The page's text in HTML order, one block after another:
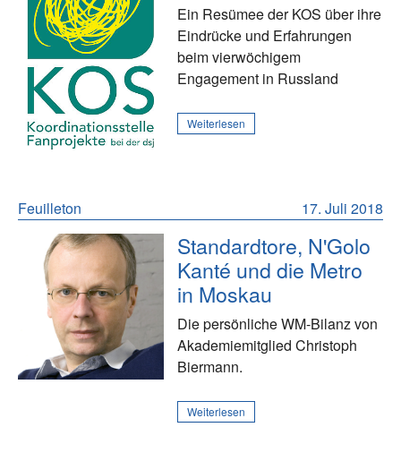
Ein Resümee der KOS über ihre
Eindrücke und Erfahrungen
beim vierwöchigem
Engagement in Russland
Weiterlesen
17. Juli 2018
Feuilleton
Standardtore, N'Golo
Kanté und die Metro
in Moskau
Die persönliche WM-Bilanz von
Akademiemitglied Christoph
Biermann.
Weiterlesen